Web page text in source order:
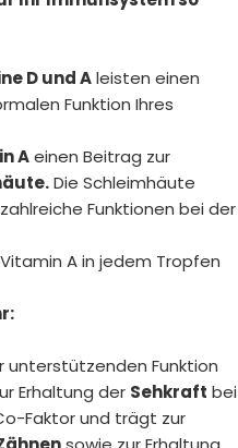
D und Aleisten einen
Funktion Ihres
Aeinen Beitrag zur
Die Schleimhäute
Funktionen bei der
Vitamin A in jedem Tropfen
Funktion
Erhaltung der Sehkraft bei
Faktor und trägt zur